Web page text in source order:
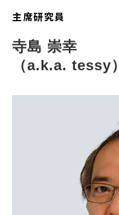
主席研究員
寺島 崇幸
（a.k.a. tessy）